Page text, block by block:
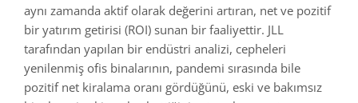
aynı zamanda aktif olarak değerini artıran, net ve pozitif
bir yatırım getirisi (ROI) sunan bir faaliyettir. JLL
tarafından yapılan bir endüstri analizi, cepheleri
yenilenmiş ofis binalarının, pandemi sırasında bile
pozitif net kiralama oranı gördüğünü, eski ve bakımsız